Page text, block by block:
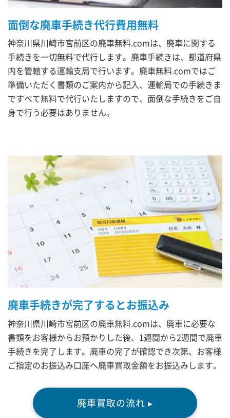
面倒な廃車手続き代行費用無料
神奈川県川崎市宮前区の廃車無料.comは、廃車に関する
手続きを一切無料で代行します。廃車手続きは、都道府県
内を管轄する運輸支局で行います。廃車無料.comではご
準備いただく書類のご案内から記入、運輸局での手続きま
ですべて無料で代行いたしますので、面倒な手続きをご自
身で行う必要はありません。
廃車手続きが完了するとお振込み
神奈川県川崎市宮前区の廃車無料.comは、廃車に必要な
書類をお客様からお預かりした後、1週間から2週間で廃車
手続きを完了します。廃車の完了が確認でき次第、お客様
ご指定のお振込み口座へ廃車買取金額をお振込みします。
廃車買取の流れ ▸